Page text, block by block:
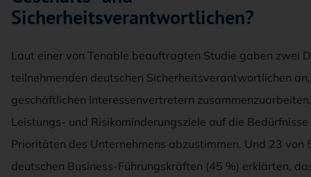
Sicherheitsverantwortlichen?
Laut einer von Tenable beauftragten Studie gaben zwei
teilnehmenden deutschen Sicherheitsverantwortlichen
geschäftlichen Interessenvertretern
Leistungs- und Risikominderungsziele auf die Bedürfnisse
Prioritäten des Unternehmens abzustimmen. Und 23 von
deutschen Business-Führungskräften (45 %) erklärten,